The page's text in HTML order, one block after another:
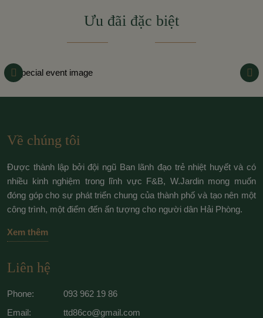
Ưu đãi đặc biệt
Về chúng tôi
Được thành lập bởi đội ngũ Ban lãnh đạo trẻ nhiệt huyết và có
nhiều kinh nghiệm trong lĩnh vực F&B, W.Jardin mong muốn
đóng góp cho sự phát triển chung của thành phố và tạo nên một
công trình, một điểm đến ấn tượng cho người dân Hải Phòng.
Xem thêm
Liên hệ
Phone:
093 962 19 86
Email:
ttd86co@gmail.com